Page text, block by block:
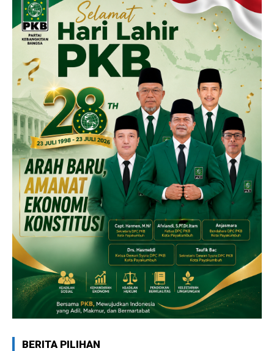
BERITA PILIHAN